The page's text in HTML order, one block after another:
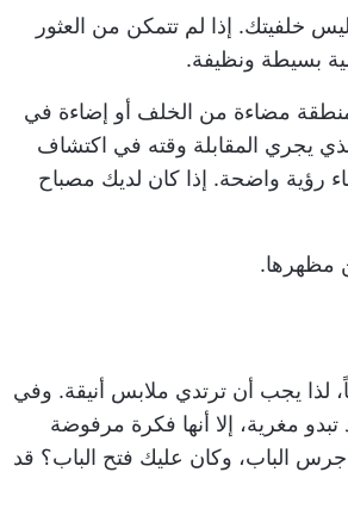
خلفيتك. إذا لم تتمكن من العثور
بسيطة ونظيفة.
منطقة مضاءة من الخلف أو إضاءة في
يجري المقابلة وقته في اكتشاف
رؤية واضحة. إذا كان لديك مصباح
مظهرها.
لذا يجب أن ترتدي ملابس أنيقة. وفي
مغرية، إلا أنها فكرة مرفوضة
الباب، وكان عليك فتح الباب؟ قد